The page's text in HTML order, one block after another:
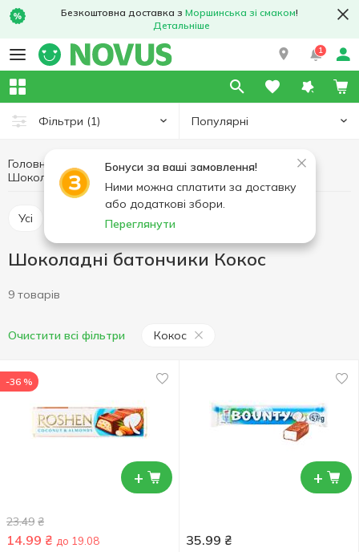
Безкоштовна доставка з Моршинська зі смаком!
Детальніше
1
Фільтри (1) Популярні
Бонуси за ваші замовлення!
Ними можна сплатити за доставку
або додаткові збори.
Переглянути
Головна Солодощі
Батончики
Шоколадні батончики
Усі Шоколадні батончики
Шоколадні батончики Кокос
9 товарів
Очистити всі фільтри Кокос
+
-36 %
23.49 ₴
14.99 ₴ до 19.08
+
35.99 ₴